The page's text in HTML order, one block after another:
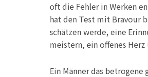
oft die Fehler in Werken
hat den Test mit Bravour
schätzen werde, eine
meistern, ein offenes
Ein Männer das